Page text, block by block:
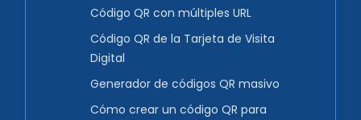
Código QR con múltiples URL
Código QR de la Tarjeta de Visita
Digital
Generador de códigos QR masivo
Cómo crear un código QR para